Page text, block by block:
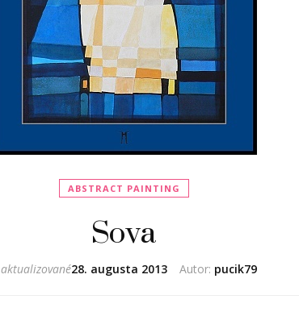
ABSTRACT PAINTING
Sova Autor: pucik79
aktualizované28. augusta 2013